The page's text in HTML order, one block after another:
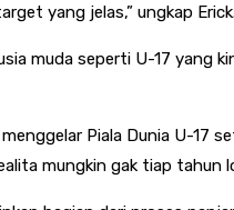
yang jelas,” ungkap
muda seperti U-17 yang
Piala Dunia U-17
mungkin gak tiap tahun